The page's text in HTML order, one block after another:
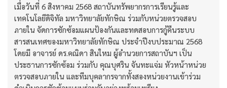
เมื่อวันที่ 6 สิงหาคม 2568 สถาบันทรัพยากรการเรียนรู้และ
เทคโนโลยีดิจิทัล มหาวิทยาลัยทักษิณ ร่วมกับหน่วยตรวจสอบ
ภายใน จัดการซักซ้อมแผนป้องกันและทดสอบการกู้คืนระบบ
สารสนเทศของมหาวิทยาลัยทักษิณ ประจำปีงบประมาณ 2568
โดยมี อาจารย์ ดร.คณิดา สินใหม ผู้อำนวยการสถาบันฯ เป็น
ประธานการซักซ้อม ร่วมกับ คุณบุศริน จันทะแจ่ม หัวหน้าหน่วย
ตรวจสอบภายใน และทีมบุคลากรจากทั้งสองหน่วยงานเข้าร่วม